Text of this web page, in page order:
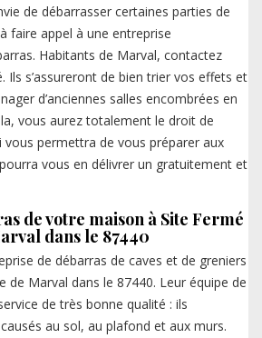
de débarrasser certaines parties de
faire appel à une entreprise
Habitants de Marval, contactez
Ils s’assureront de bien trier vos effets et
d’anciennes salles encombrées en
vous aurez totalement le droit de
vous permettra de vous préparer aux
vous en délivrer un gratuitement et
de votre maison à Site Fermé
dans le 87440
de débarras de caves et de greniers
de Marval dans le 87440. Leur équipe de
de très bonne qualité : ils
au sol, au plafond et aux murs.